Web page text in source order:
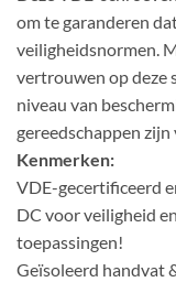
om te garanderen
veiligheidsnormen.
vertrouwen op deze
niveau van
gereedschappen
Kenmerken:
VDE-gecertificeerd
DC voor veiligheid
toepassingen!
Geïsoleerd handvat